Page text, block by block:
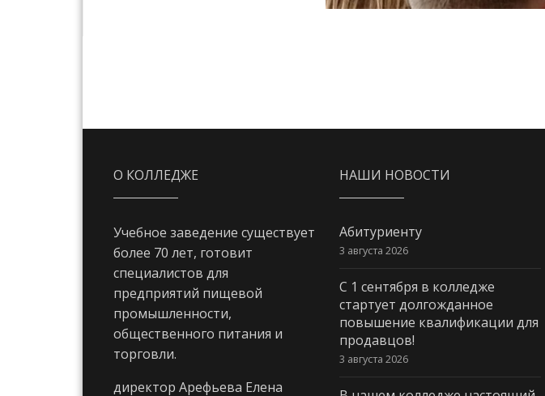
О КОЛЛЕДЖЕ
Учебное заведение существует
более 70 лет, готовит
специалистов для
предприятий пищевой
промышленности,
общественного питания и
торговли.
директор Арефьева Елена
НАШИ НОВОСТИ
Абитуриенту
3 августа 2026
С 1 сентября в колледже
стартует долгожданное
повышение квалификации для
продавцов!
3 августа 2026